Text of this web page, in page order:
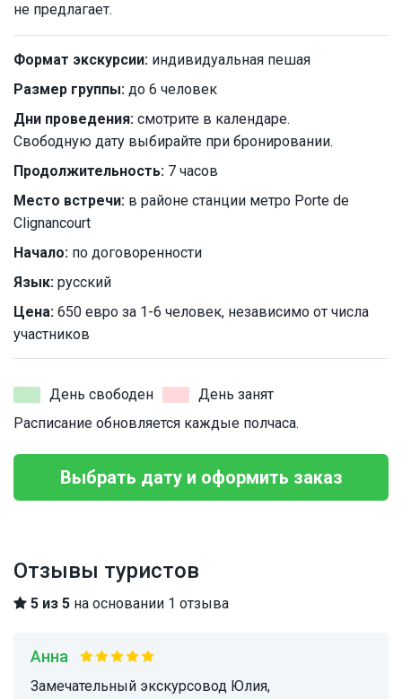
не предлагает.
Формат экскурсии: индивидуальная пешая
Размер группы: до 6 человек
Дни проведения: смотрите в календаре.
Свободную дату выбирайте при бронировании.
Продолжительность: 7 часов
Место встречи: в районе станции метро Porte de
Clignancourt
Начало: по договоренности
Язык: русский
Цена: 650 евро за 1-6 человек, независимо от числа
участников
День свободен
День занят
Расписание обновляется каждые полчаса.
Выбрать дату и оформить заказ
Отзывы туристов
5 из 5 на основании 1 отзыва
Анна
Замечательный экскурсовод Юлия,